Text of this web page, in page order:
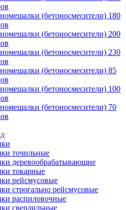
(бетоносмесители) 180
(бетоносмесители) 200
(бетоносмесители) 230
(бетоносмесители) 85
(бетоносмесители) 100
(бетоносмесители) 70
точильные
деревообрабатывающие
токарные
рейсмусовые
строгально рейсмусовые
распиловочные
сверлильные